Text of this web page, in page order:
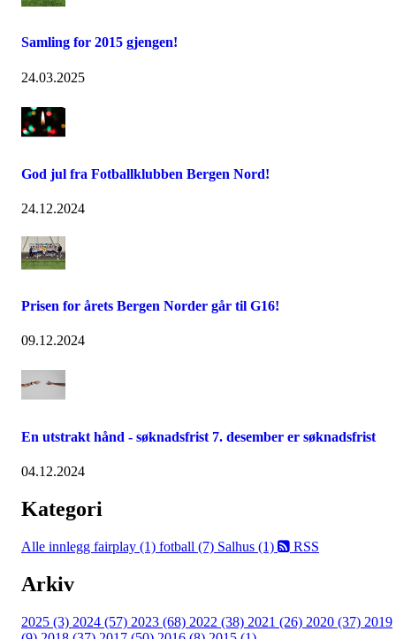
Samling for 2015 gjengen!
24.03.2025
God jul fra Fotballklubben Bergen Nord!
24.12.2024
Prisen for årets Bergen Norder går til G16!
09.12.2024
En utstrakt hånd - søknadsfrist 7. desember er søknadsfrist
04.12.2024
Kategori
Alle innlegg fairplay (1) fotball (7) Salhus (1) RSS
Arkiv
2025 (3) 2024 (57) 2023 (68) 2022 (38) 2021 (26) 2020 (37) 2019